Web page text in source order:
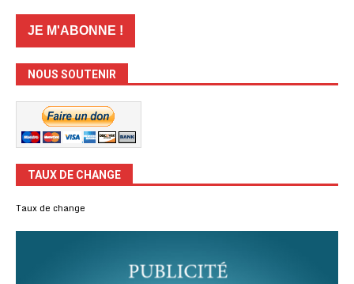
NOUS SOUTENIR
TAUX DE CHANGE
Taux de change